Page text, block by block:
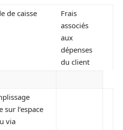
de caisse
Frais
associés
aux
dépenses
du client
sur l’espace
via